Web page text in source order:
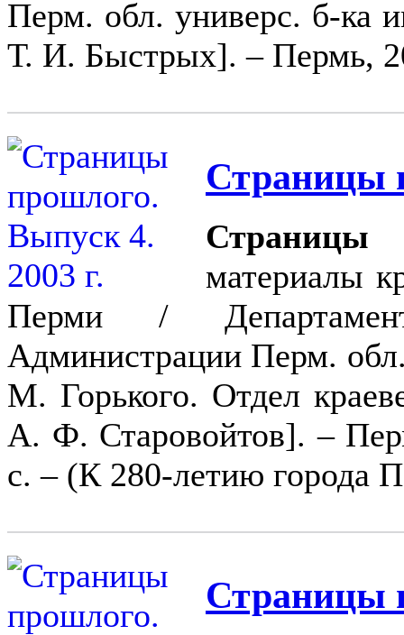
Перм. обл. универс. б-ка
Т. И. Быстрых]. – Пермь,
Страницы
Страницы
материалы
Перми /
Администрации Перм.
М. Горького. Отдел
А. Ф. Старовойтов]. –
с. – (К 280-летию города
Страницы